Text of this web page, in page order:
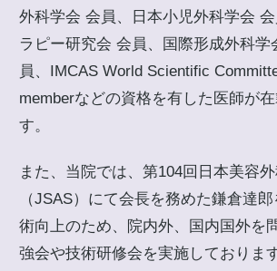
外科学会 会員、日本小児外科学会
ラピー研究会 会員、国際形成外科学
員、IMCAS World Scientific
memberなどの資格を有した医師が
す。
また、当院では、第104回日本美容
（JSAS）にて会長を務めた鎌倉達
術向上のため、院内外、国内国外を
強会や技術研修会を実施しておりま